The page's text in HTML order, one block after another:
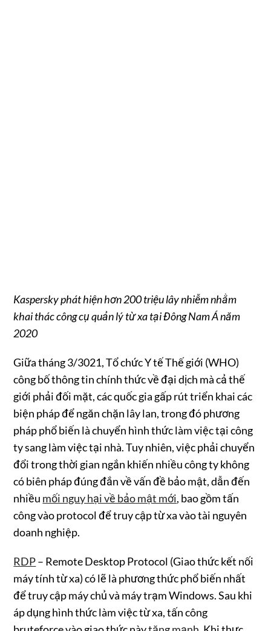
Kaspersky phát hiện hơn 200 triệu lây nhiễm nhằm
khai thác công cụ quản lý từ xa tại Đông Nam Á năm
2020
Giữa tháng 3/3021, Tổ chức Y tế Thế giới (WHO)
công bố thông tin chính thức về đại dịch mà cả thế
giới phải đối mặt, các quốc gia gấp rút triển khai các
biện pháp để ngăn chặn lây lan, trong đó phương
pháp phổ biến là chuyển hình thức làm việc tại công
ty sang làm việc tại nhà. Tuy nhiên, việc phải chuyển
đổi trong thời gian ngắn khiến nhiều công ty không
có biên pháp đúng đắn về vấn đề bảo mật, dẫn đến
nhiều mối nguy hại về bảo mật mới, bao gồm tấn
công vào protocol để truy cập từ xa vào tài nguyên
doanh nghiệp.
RDP– Remote Desktop Protocol (Giao thức kết nối
máy tính từ xa) có lẽ là phương thức phổ biến nhất
để truy cập máy chủ và máy trạm Windows. Sau khi
áp dụng hình thức làm việc từ xa, tấn công